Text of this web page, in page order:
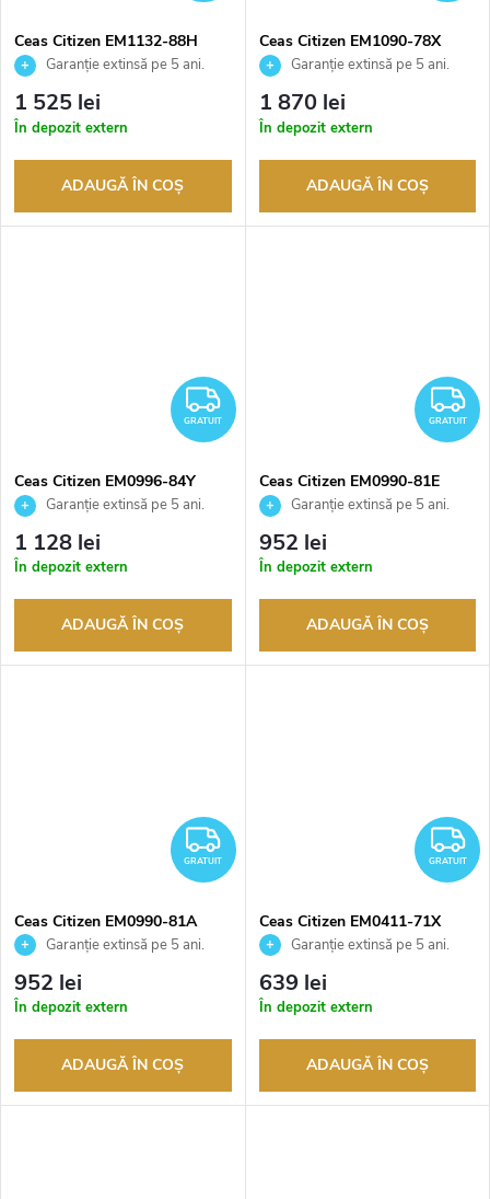
Ceas Citizen EM1132-88H
Garanție extinsă pe 5 ani.
Până la 100 de zile pentru
returnarea bunurilor. Vânzător
autorizat
1 525 lei
În depozit extern
ADAUGĂ ÎN COŞ
Ceas Citizen EM1090-78X
Garanție extinsă pe 5 ani.
Până la 100 de zile pentru
returnarea bunurilor. Vânzător
autorizat
1 870 lei
În depozit extern
ADAUGĂ ÎN COŞ
GRATUIT
GRATUIT
Ceas Citizen EM0996-84Y
Garanție extinsă pe 5 ani.
Până la 100 de zile pentru
returnarea bunurilor. Vânzător
autorizat
1 128 lei
În depozit extern
ADAUGĂ ÎN COŞ
GRATUIT
Ceas Citizen EM0990-81E
Garanție extinsă pe 5 ani.
Până la 100 de zile pentru
returnarea bunurilor. Vânzător
autorizat
952 lei
În depozit extern
ADAUGĂ ÎN COŞ
GRATUIT
GRATUIT
Ceas Citizen EM0990-81A
Garanție extinsă pe 5 ani.
Până la 100 de zile pentru
returnarea bunurilor. Vânzător
autorizat
952 lei
În depozit extern
ADAUGĂ ÎN COŞ
GRATUIT
Ceas Citizen EM0411-71X
Garanție extinsă pe 5 ani.
Până la 100 de zile pentru
returnarea bunurilor. Vânzător
autorizat
639 lei
În depozit extern
ADAUGĂ ÎN COŞ